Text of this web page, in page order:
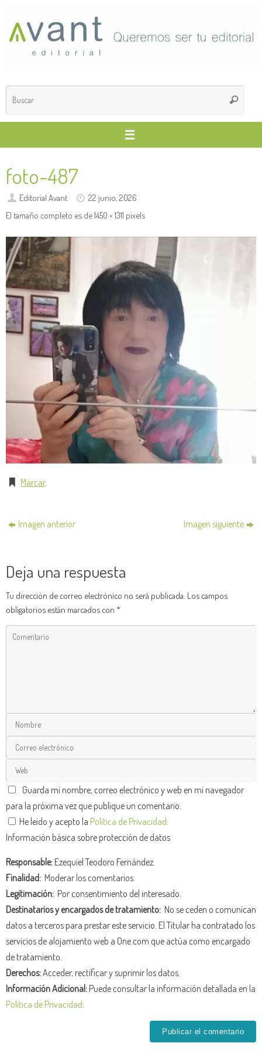
contenido
Buscar
foto-487
Editorial Avant
22 junio, 2026
El tamaño completo es de1450 × 1311 pixels
Marcar.
Imagen anterior Imagen siguiente
Deja una respuesta
Tu dirección de correo electrónico no será publicada. Los campos
obligatorios están marcados con *
Guarda mi nombre, correo electrónico y web en mi navegador
para la próxima vez que publique un comentario.
He leído y acepto la Política de Privacidad
Información básica sobre protección de datos
Responsable:Ezequiel Teodoro Fernández.
Finalidad: Moderar los comentarios.
Legitimación: Por consentimiento del interesado.
Destinatarios y encargados de tratamiento: No se ceden o comunican
datos a terceros para prestar este servicio. El Titular ha contratado los
servicios de alojamiento web a One.com que actúa como encargado
de tratamiento.
Derechos:Acceder, rectificar y suprimir los datos.
Información Adicional:Puede consultar la información detallada en la
Política de Privacidad